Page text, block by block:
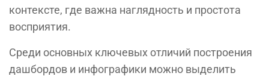
контексте, где важна наглядность и простота
восприятия.
Среди основных ключевых отличий построения
дашбордов и инфографики можно выделить